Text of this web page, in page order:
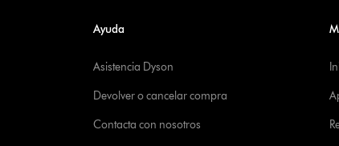
Ayuda
Asistencia Dyson
Devolver o cancelar compra
Contacta con nosotros